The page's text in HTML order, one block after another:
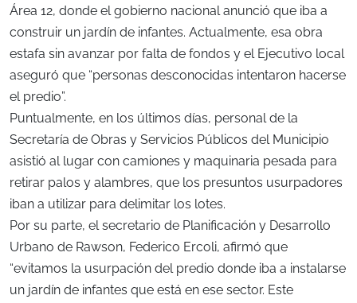
Área 12, donde el gobierno nacional anunció que iba a
construir un jardín de infantes. Actualmente, esa obra
estafa sin avanzar por falta de fondos y el Ejecutivo local
aseguró que “personas desconocidas intentaron hacerse
el predio”.
Puntualmente, en los últimos días, personal de la
Secretaría de Obras y Servicios Públicos del Municipio
asistió al lugar con camiones y maquinaria pesada para
retirar palos y alambres, que los presuntos usurpadores
iban a utilizar para delimitar los lotes.
Por su parte, el secretario de Planificación y Desarrollo
Urbano de Rawson, Federico Ercoli, afirmó que
“evitamos la usurpación del predio donde iba a instalarse
un jardín de infantes que está en ese sector. Este